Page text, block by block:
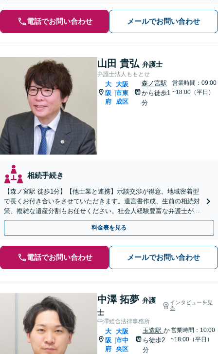
電話でお問い合わせ メールでお問い合わせ
山田 貴弘 弁護士
弁護士法人ももとせ
大
阪
府
大阪
市東
成区
森ノ宮駅
から徒歩1
分
営業時間：09:00
~18:00（平日）
相続手続き
【森ノ宮駅 徒歩1分】【他士業と連携】示談交渉が得意。地域密着型
で長くお付き合いをさせていただきます。遺言書作成、生前の相続対
策、複雑な遺産分割もお任せください。社会人経験豊富な弁護士が親
身になってお話を伺います。
料金表を見る
電話でお問い合わせ メールでお問い合わせ
中澤 拓夢 弁護
士
インタビューを見
る
中澤総合法律事務所
大
阪
府
|
大阪
市中
央区
玉造駅 か
ら徒歩2
分
営業時間：10:00
~18:00（平日）